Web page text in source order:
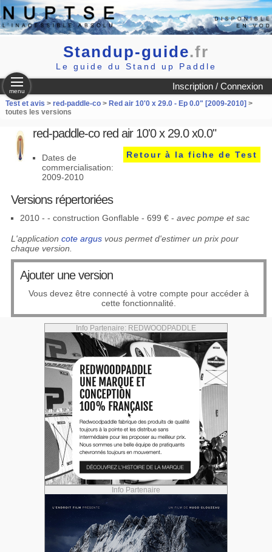
Standup-guide.fr
Le guide du Stand up Paddle
Inscription / Connexion
menu
Test et avis > red-paddle-co> Red air 10'0 x 29.0 - Ep 0.0" [2009-2010] >
toutes les versions
red-paddle-co red air 10'0 x 29.0 x0.0"
Retour à la fiche de Test
Dates de
commercialisation:
2009-2010
Versions répertoriées
2010 - - construction Gonflable - 699 € - avec pompe et sac
L'application cote argusvous permet d'estimer un prix pour
chaque version.
Ajouter une version
Vous devez être connecté à votre compte pour accéder à
cette fonctionnalité.
Info Partenaire: REDWOODPADDLE
Info Partenaire